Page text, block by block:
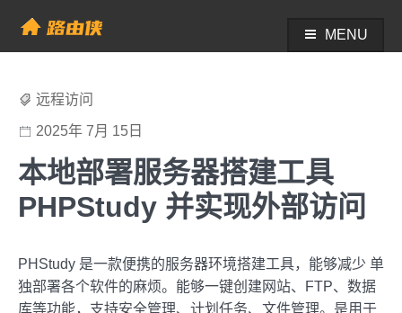
content
帮助中心 - 路由侠
MENU
远程访问
2025年 7月 15日
本地部署服务器搭建工具
PHPStudy 并实现外部访问
PHStudy 是一款便携的服务器环境搭建工具，能够减少 单
独部署各个软件的麻烦。能够一键创建网站、FTP、数据
库等功能，支持安全管理、计划任务、文件管理。是用于